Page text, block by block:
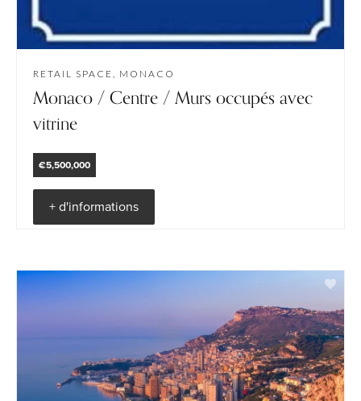
RETAIL SPACE, MONACO
Monaco / Centre / Murs occupés avec
vitrine
€5,500,000
+ d'informations